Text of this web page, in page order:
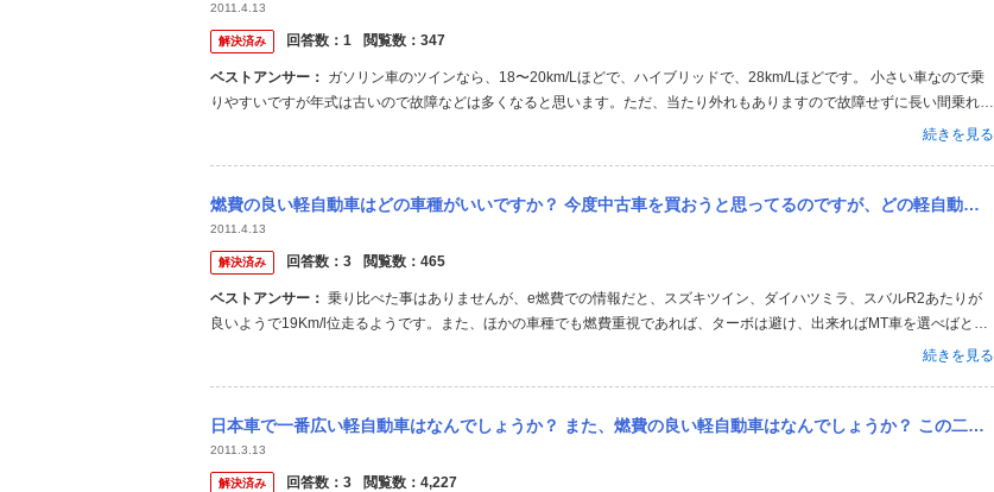
2011.4.13
解決済み 回答数： 1 閲覧数： 347
ベストアンサー：
りやすいですが年式は古いので故障などは多くなると思います。ただ、当たり外れもありますので故障せずに長い間乗れる
続きを見る
燃費の良い軽自動車はどの車種がいいですか？ 今度中古車を買おうと思ってるのですが、どの軽自動車がいいですかね？ 燃費や、車種を教えて下さい。
2011.4.13
解決済み 回答数： 3 閲覧数： 465
ベストアンサー：
良いようで19Km/l位走るようです。また、ほかの車種でも燃費重視であれば、ターボは避け、出来ればMT車を選べばとて
も燃費が良いと思います。 ちなみにターボですと、先代モデルのダイハツ ムーブ CVTで市街地で11Km/l程度でコンパクト
続きを見る
日本車で一番広い軽自動車はなんでしょうか？ また、燃費の良い軽自動車はなんでしょうか？ この二つを合わせた、総合的に良い軽自動車も教えてください。 よろしくお願いします！！
2011.3.13
解決済み 回答数： 3 閲覧数： 4,227